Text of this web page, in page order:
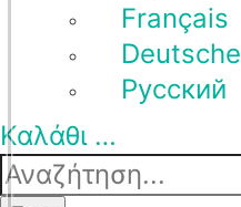
Français
Deutsche
Pусский
Καλάθι …